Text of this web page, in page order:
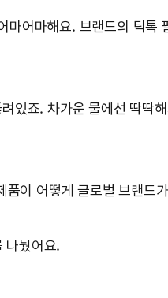
어마해요. 브랜드의 틱톡
있죠. 차가운 물에선 딱딱
이 어떻게 글로벌 브랜드
나눴어요.